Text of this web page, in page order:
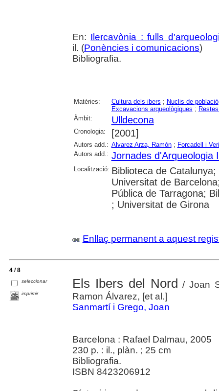
En: Ilercavònia : fulls
il. (Ponències i comunicacions)
Bibliografia.
Matèries: Cultura dels ibers ; Nuclis de població
Excavacions arqueològiques ;
Àmbit:
Ulldecona
Cronologia: [2001]
Autors add.: Alvarez Arza, Ramón; Forcadell i
Autors add.: Jornades d'Arqueologia
Localització: Biblioteca de
Universitat de
Pública de Tarragona;
; Universitat de Girona
Enllaç permanent a aquest
4 / 8
seleccionar
imprimir
Els Ibers del Nord / Joan
Ramon Álvarez, [et al.]
Sanmartí i Grego, Joan
Barcelona : Rafael Dalmau, 2005
230 p. : il., plàn. ; 25 cm
Bibliografia.
ISBN 8423206912